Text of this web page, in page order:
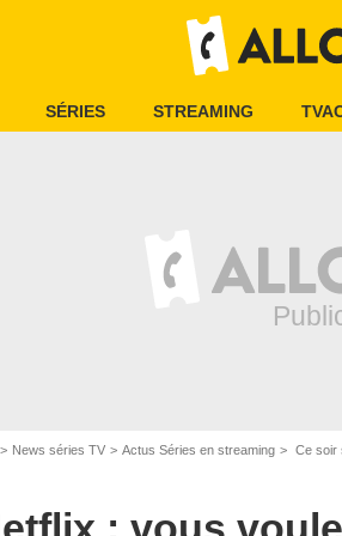
SÉRIES STREAMING
News séries TV Actus Séries en streaming Ce soir